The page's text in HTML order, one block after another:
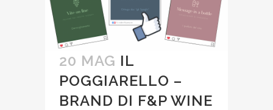
20 MAG IL
POGGIARELLO –
BRAND DI F&P WINE